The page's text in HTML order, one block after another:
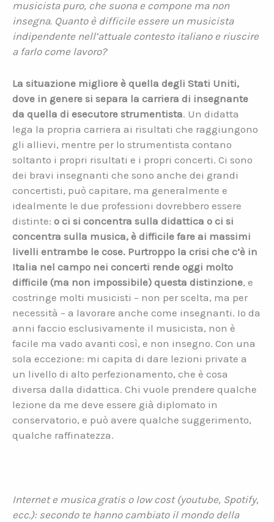
musicista puro, che suona e compone ma non
insegna. Quanto è difficile essere un musicista
indipendente nell’attuale contesto italiano e riuscire
a farlo come lavoro?
La situazione migliore è quella degli Stati Uniti,
dove in genere si separa la carriera di insegnante
da quella di esecutore strumentista. Un didatta
lega la propria carriera ai risultati che raggiungono
gli allievi, mentre per lo strumentista contano
soltanto i propri risultati e i propri concerti. Ci sono
dei bravi insegnanti che sono anche dei grandi
concertisti, può capitare, ma generalmente e
idealmente le due professioni dovrebbero essere
distinte: o ci si concentra sulla didattica o ci si
concentra sulla musica, è difficile fare ai massimi
livelli entrambe le cose. Purtroppo la crisi che c’è in
Italia nel campo nei concerti rende oggi molto
difficile (ma non impossibile) questa distinzione, e
costringe molti musicisti – non per scelta, ma per
necessità – a lavorare anche come insegnanti. Io da
anni faccio esclusivamente il musicista, non è
facile ma vado avanti così, e non insegno. Con una
sola eccezione: mi capita di dare lezioni private a
un livello di alto perfezionamento, che è cosa
diversa dalla didattica. Chi vuole prendere qualche
lezione da me deve essere già diplomato in
conservatorio, e può avere qualche suggerimento,
qualche raffinatezza.
Internet e musica gratis o low cost (youtube, Spotify,
ecc.): secondo te hanno cambiato il mondo della